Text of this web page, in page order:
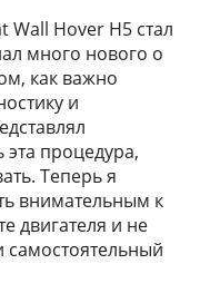
Hover H5 стал
много нового о
как важно
и
процедура,
Теперь я
внимательным к
двигателя и не
самостоятельный